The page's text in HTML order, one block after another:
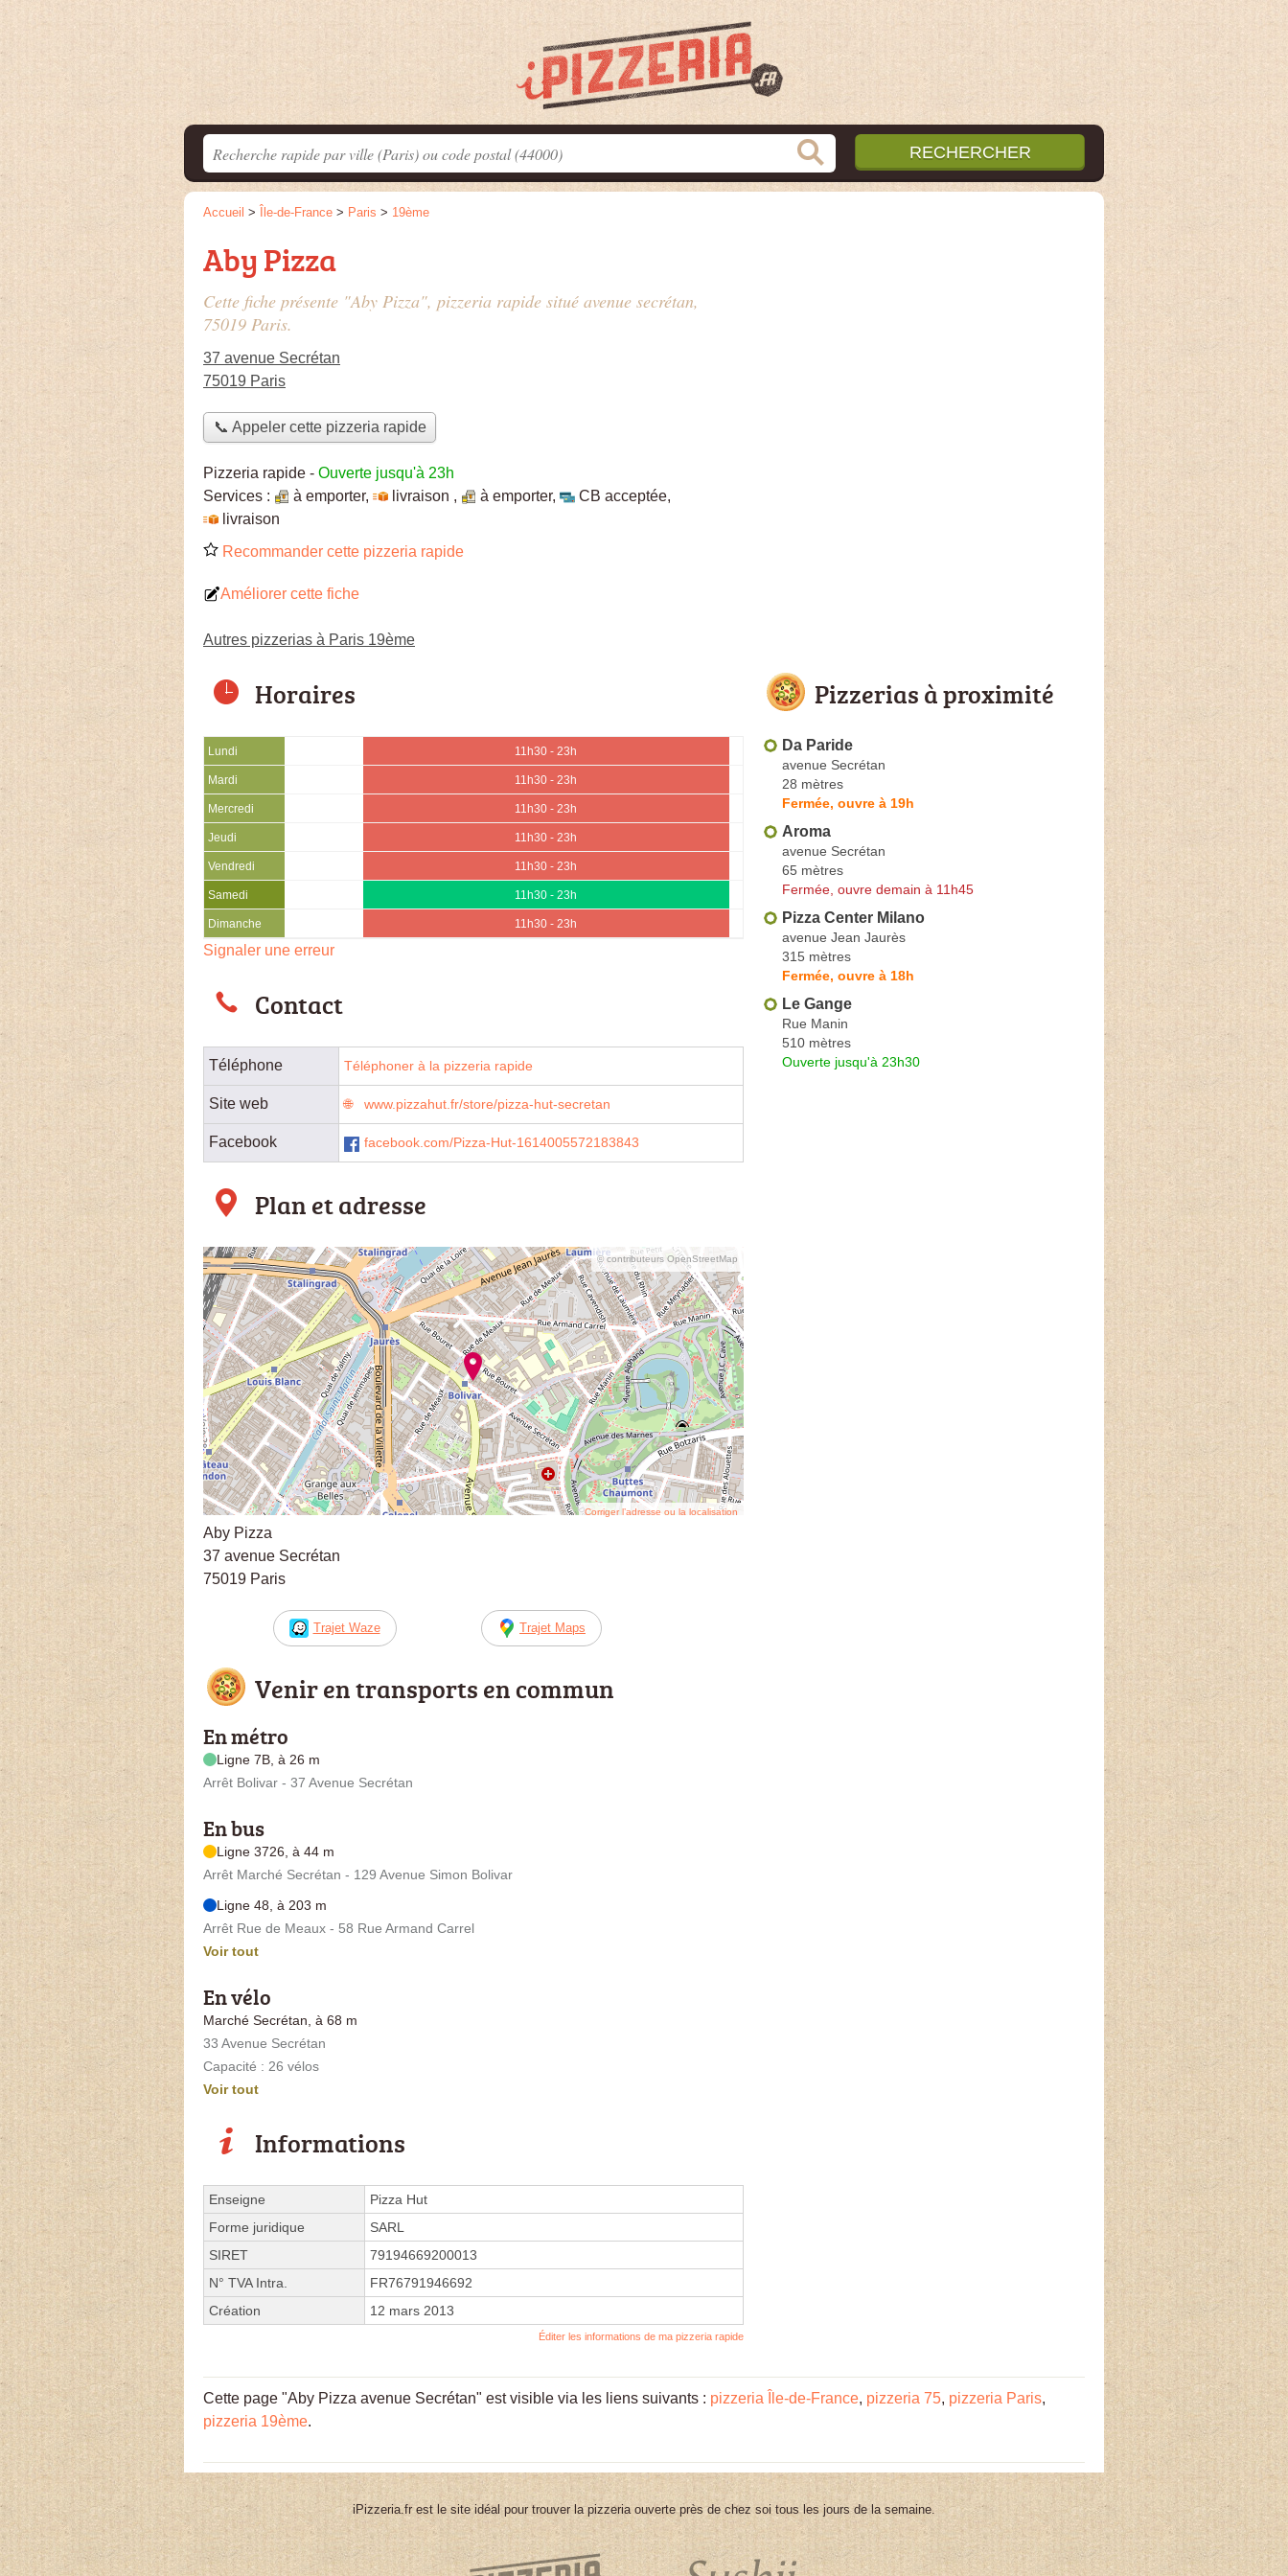
Accueil > Île-de-France > Paris > 19ème
Aby Pizza
Cette fiche présente "Aby Pizza", pizzeria rapide situé avenue secrétan,
75019 Paris.
37 avenue Secrétan
75019 Paris
📞 Appeler cette pizzeria rapide
Pizzeria rapide - Ouverte jusqu'à 23h
Services :
à emporter, livraison , à emporter, CB acceptée,
livraison
Recommander cette pizzeria rapide
Améliorer cette fiche
Autres pizzerias à Paris 19ème
Horaires
Lundi 11h30 - 23h
Mardi 11h30 - 23h
Mercredi 11h30 - 23h
Jeudi 11h30 - 23h
Vendredi 11h30 - 23h
Samedi 11h30 - 23h
Dimanche 11h30 - 23h
Signaler une erreur
Contact
Téléphone Téléphoner à la pizzeria rapide
Site web www.pizzahut.fr/store/pizza-hut-secretan
Facebook facebook.com/Pizza-Hut-1614005572183843
Plan et adresse
© contributeurs OpenStreetMap
Corriger l’adresse ou la localisation
Aby Pizza
37 avenue Secrétan
75019 Paris
Trajet Waze Trajet Maps
Venir en transports en commun
En métro
Ligne 7B, à 26 m
Arrêt Bolivar - 37 Avenue Secrétan
En bus
Ligne 3726, à 44 m
Arrêt Marché Secrétan - 129 Avenue Simon Bolivar
Ligne 48, à 203 m
Arrêt Rue de Meaux - 58 Rue Armand Carrel
Voir tout
En vélo
Marché Secrétan, à 68 m
33 Avenue Secrétan
Capacité : 26 vélos
Voir tout
Informations
Enseigne
Pizza Hut
Forme juridique
SARL
SIRET
79194669200013
N° TVA Intra.
FR76791946692
Création
12 mars 2013
Éditer les informations de ma pizzeria rapide
Pizzerias à proximité
Da Paride
avenue Secrétan
28 mètres
Fermée, ouvre à 19h
Aroma
avenue Secrétan
65 mètres
Fermée, ouvre demain à 11h45
Pizza Center Milano
avenue Jean Jaurès
315 mètres
Fermée, ouvre à 18h
Le Gange
Rue Manin
510 mètres
Ouverte jusqu'à 23h30
Cette page "Aby Pizza avenue Secrétan" est visible via les liens suivants : pizzeria Île-de-France, pizzeria 75, pizzeria Paris,
pizzeria 19ème.
iPizzeria.fr est le site idéal pour trouver la pizzeria ouverte près de chez soi tous les jours de la semaine.